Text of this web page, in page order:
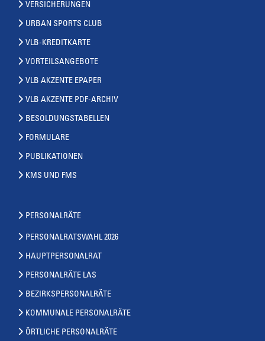
VERSICHERUNGEN
URBAN SPORTS CLUB
VLB-KREDITKARTE
VORTEILSANGEBOTE
VLB AKZENTE EPAPER
VLB AKZENTE PDF-ARCHIV
BESOLDUNGSTABELLEN
FORMULARE
PUBLIKATIONEN
KMS UND FMS
PERSONALRÄTE
PERSONALRATSWAHL 2026
HAUPTPERSONALRAT
PERSONALRÄTE LAS
BEZIRKSPERSONALRÄTE
KOMMUNALE PERSONALRÄTE
ÖRTLICHE PERSONALRÄTE